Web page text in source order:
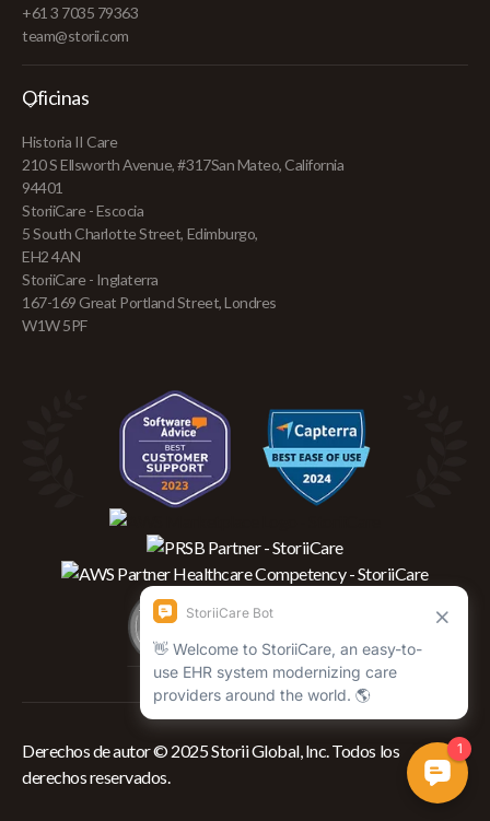
+61 3 7035 79363
team@storii.com
Oficinas
Historia II Care
210 S Ellsworth Avenue, #317San Mateo, California
94401
StoriiCare - Escocia
5 South Charlotte Street, Edimburgo,
EH2 4AN
StoriiCare - Inglaterra
167-169 Great Portland Street, Londres
W1W 5PF
Derechos de autor © 2025 Storii Global, Inc. Todos los
derechos reservados.